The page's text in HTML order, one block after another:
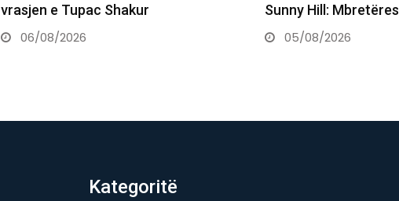
Sunny Hill: Mbretëresha e…
05/08/2026
Kotor me Turedaun,…
05/08/2026
Kategoritë